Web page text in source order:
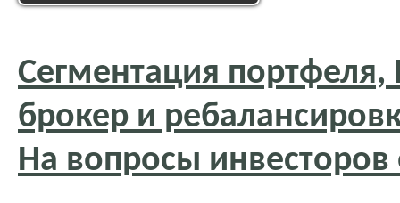
Сегментация
брокер и
На вопросы инвесторов